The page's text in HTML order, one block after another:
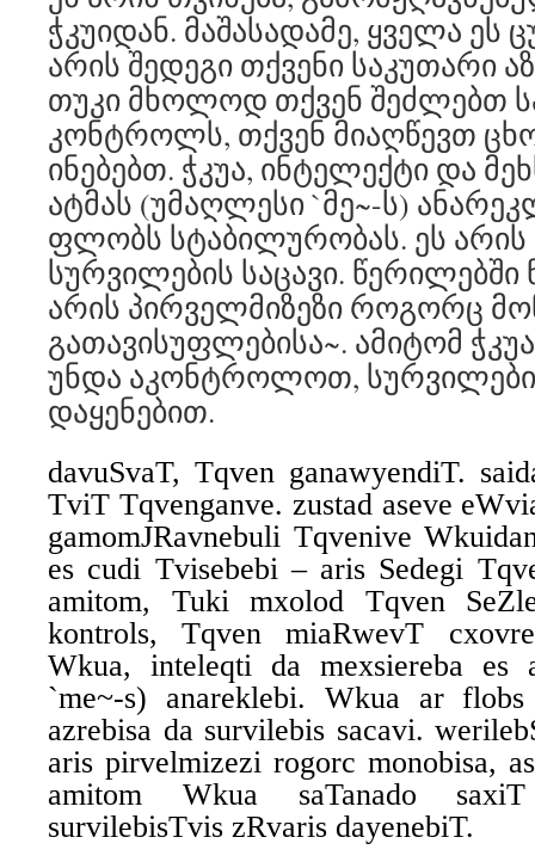
ჭკუიდან. მაშასადამე, ყველა ეს
არის შედეგი თქვენი საკუთარი
თუკი მხოლოდ თქვენ შეძლებთ
კონტროლს, თქვენ მიაღწევთ
ინებებთ. ჭკუა, ინტელექტი და
ატმას (უმაღლესი `მე~-ს)
ფლობს სტაბილურობას. ეს არის
სურვილების საცავი. წერილებში
არის პირველმიზეზი როგორც
გათავისუფლებისა~. ამიტომ
უნდა აკონტროლოთ,
დაყენებით.
davuSvaT, Tqven ganawyendiT.
TviT Tqvenganve. zustad aseve
gamomJRavnebuli Tqvenive
es cudi Tvisebebi – aris Sedegi
amitom, Tuki mxolod Tqven
kontrols, Tqven miaRwevT
Wkua, inteleqti da mexsiereba es
`me~-s) anareklebi. Wkua ar
azrebisa da survilebis sacavi.
aris pirvelmizezi rogorc monobisa,
amitom Wkua saTanado
survilebisTvis zRvaris dayenebiT.